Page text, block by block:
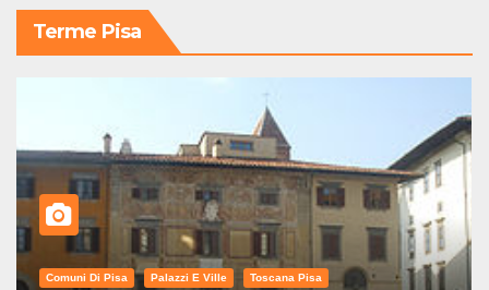
Terme Pisa
Comuni Di Pisa Palazzi E Ville Toscana Pisa